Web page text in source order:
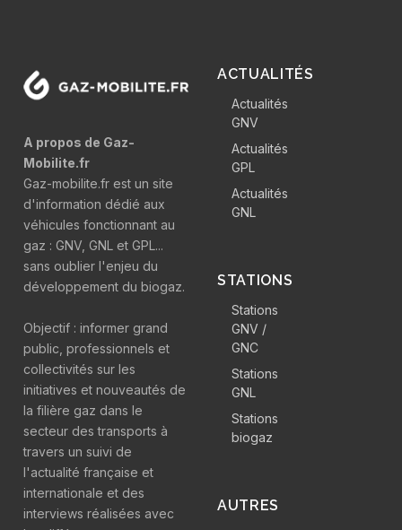
A propos de Gaz-
Mobilite.fr
Gaz-mobilite.fr est un site
d'information dédié aux
véhicules fonctionnant au
gaz : GNV, GNL et GPL...
sans oublier l'enjeu du
développement du biogaz.
Objectif : informer grand
public, professionnels et
collectivités sur les
initiatives et nouveautés de
la filière gaz dans le
secteur des transports à
travers un suivi de
l'actualité française et
internationale et des
interviews réalisées avec
ACTUALITÉS
Actualités
GNV
Actualités
GPL
Actualités
GNL
STATIONS
Stations
GNV /
GNC
Stations
GNL
Stations
biogaz
AUTRES